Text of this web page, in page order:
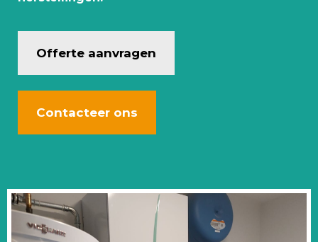
Offerte aanvragen
Contacteer ons